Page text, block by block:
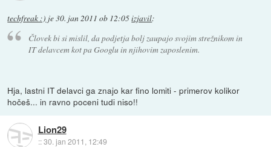
techfreak :) je30. jan 2011 ob 12:05izjavil:
Človek bi si mislil, da podjetja bolj zaupajo svojim strežnikom in
IT delavcem kot pa Googlu in njihovim zaposlenim.
Hja, lastni IT delavci ga znajo kar fino lomiti - primerov kolikor
hočeš... in ravno poceni tudi niso!!
Lion29
::30. jan 2011, 12:49